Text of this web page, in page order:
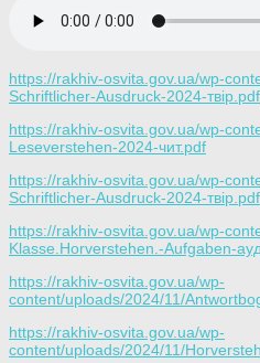
https://rakhiv-osvita.gov.ua/wp-
Schriftlicher-Ausdruck-2024-твір.pdf
https://rakhiv-osvita.gov.ua/wp-
Leseverstehen-2024-чит.pdf
https://rakhiv-osvita.gov.ua/wp-
Schriftlicher-Ausdruck-2024-твір.pdf
https://rakhiv-osvita.gov.ua/wp-
Klasse.Horverstehen.-Aufgaben-
https://rakhiv-osvita.gov.ua/wp-
content/uploads/2024/11/
https://rakhiv-osvita.gov.ua/wp-
content/uploads/2024/11/